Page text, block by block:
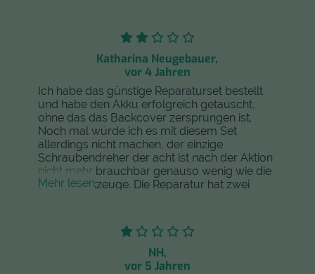
rauchen - zum Glück war ich zu diesem
Zeitpunkt schon schnell ins Freie gelaufen und
konnte dort das Handy mit ausreichend
Wasser löschen. Leider war das Handy durch
die Hitze bereits zerstört (Display). Auch wenn
dies Alles durch mein eigenes Ungeschick
passiert ist: Mir fehlt hier der deutliche
Sicherheitshinweis, in der Wohnung wollte ich
den Rauch nicht haben.
Katharina Neugebauer,
vor 4 Jahren
Ich habe das günstige Reparaturset bestellt
und habe den Akku erfolgreich getauscht,
ohne das das Backcover zersprungen ist.
Noch mal würde ich es mit diesem Set
allerdings nicht machen, der einzige
Schraubendreher der acht ist nach der Aktion
nicht mehr brauchbar genauso wenig wie die
Plastikwerkzeuge. Die Reparatur hat zwei
auch eine solche nicht durchgeführt. Zur
Qualität des Akku kann ich noch nichts sagen,
er ist auf jeden Fall kein Orginalakku.
Mehr lesen
NH,
vor 5 Jahren